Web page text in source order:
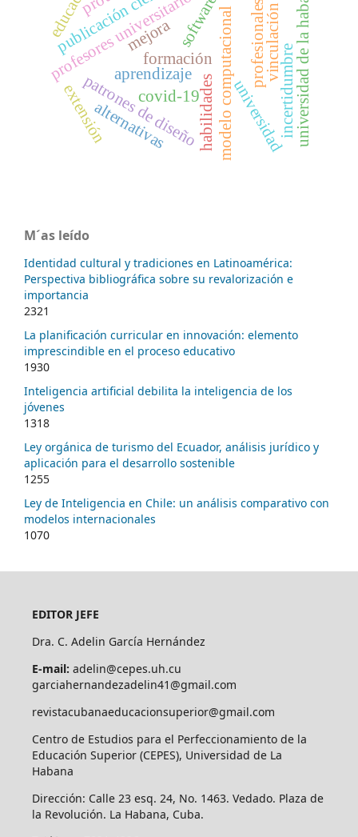
modelo computacional
patrones de diseño
software
profesores universitarios
universidad
formación profesionales
habilidades
aprendizaje
extensión
vinculación
alternativas
mejora
incertidumbre
covid-19 universidad de la habana
M´as leído
Identidad cultural y tradiciones en Latinoamérica:
Perspectiva bibliográfica sobre su revalorización e
importancia
2321
La planificación curricular en innovación: elemento
imprescindible en el proceso educativo
1930
Inteligencia artificial debilita la inteligencia de los
jóvenes
1318
Ley orgánica de turismo del Ecuador, análisis jurídico y
aplicación para el desarrollo sostenible
1255
Ley de Inteligencia en Chile: un análisis comparativo con
modelos internacionales
1070
EDITOR JEFE
Dra. C. Adelin García Hernández
E-mail: adelin@cepes.uh.cu
garciahernandezadelin41@gmail.com
revistacubanaeducacionsuperior@gmail.com
Centro de Estudios para el Perfeccionamiento de la
Educación Superior (CEPES), Universidad de La
Habana
Dirección: Calle 23 esq. 24, No. 1463. Vedado. Plaza de
la Revolución. La Habana, Cuba.